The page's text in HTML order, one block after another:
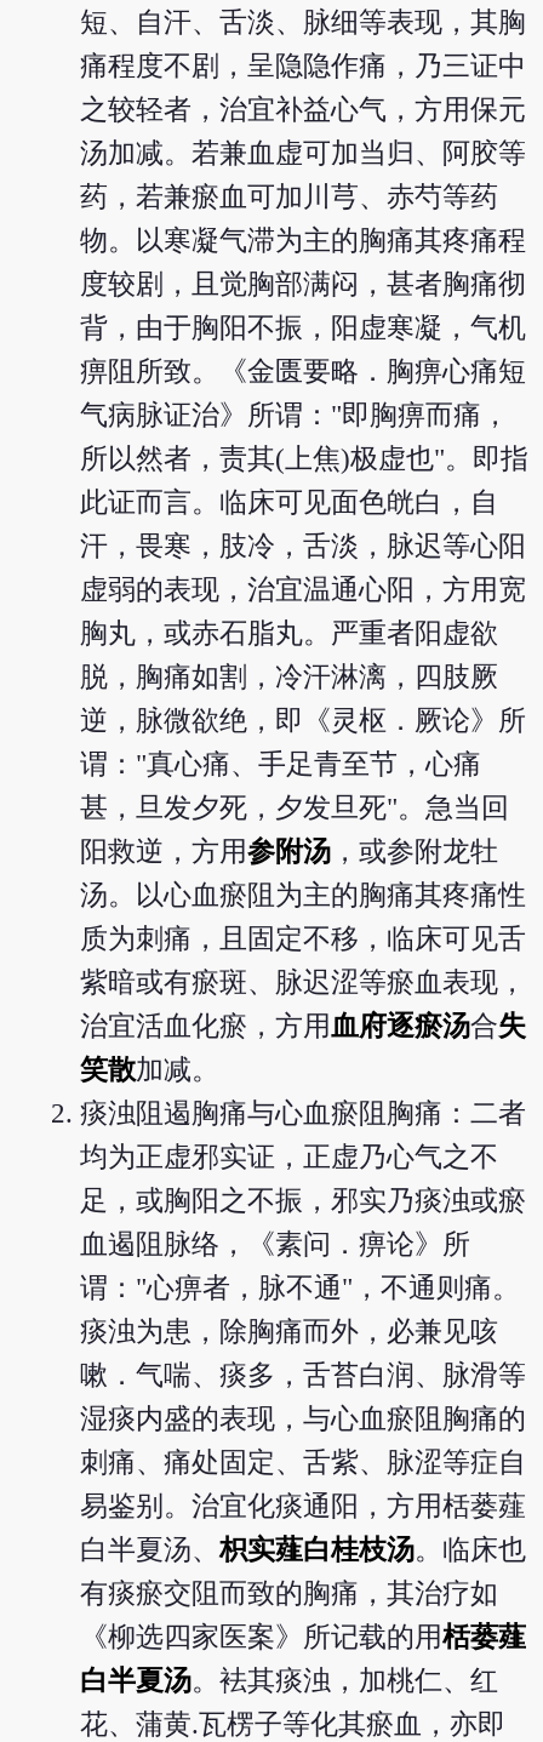
短、自汗、舌淡、脉细等表现，其胸
痛程度不剧，呈隐隐作痛，乃三证中
之较轻者，治宜补益心气，方用保元
汤加减。若兼血虚可加当归、阿胶等
药，若兼瘀血可加川芎、赤芍等药
物。以寒凝气滞为主的胸痛其疼痛程
度较剧，且觉胸部满闷，甚者胸痛彻
背，由于胸阳不振，阳虚寒凝，气机
痹阻所致。《金匮要略．胸痹心痛短
气病脉证治》所谓："即胸痹而痛，
所以然者，责其(上焦)极虚也"。即指
此证而言。临床可见面色㿠白，自
汗，畏寒，肢冷，舌淡，脉迟等心阳
虚弱的表现，治宜温通心阳，方用宽
胸丸，或赤石脂丸。严重者阳虚欲
脱，胸痛如割，冷汗淋漓，四肢厥
逆，脉微欲绝，即《灵枢．厥论》所
谓："真心痛、手足青至节，心痛
甚，旦发夕死，夕发旦死"。急当回
阳救逆，方用参附汤 ，或参附龙牡
汤。以心血瘀阻为主的胸痛其疼痛性
质为刺痛，且固定不移，临床可见舌
紫暗或有瘀斑、脉迟涩等瘀血表现，
治宜活血化瘀，方用血府逐瘀汤合失
笑散加减。
痰浊阻遏胸痛与心血瘀阻胸痛：二者
均为正虚邪实证，正虚乃心气之不
足，或胸阳之不振，邪实乃痰浊或瘀
血遏阻脉络，《素问．痹论》所
谓："心痹者，脉不通"，不通则痛。
痰浊为患，除胸痛而外，必兼见咳
嗽．气喘、痰多，舌苔白润、脉滑等
湿痰内盛的表现，与心血瘀阻胸痛的
刺痛、痛处固定、舌紫、脉涩等症自
易鉴别。治宜化痰通阳，方用栝蒌薤
白半夏汤、枳实薤白桂枝汤。临床也
有痰瘀交阻而致的胸痛，其治疗如
《柳选四家医案》所记载的用栝蒌薤
白半夏汤。袪其痰浊，加桃仁、红
花、蒲黄.瓦楞子等化其瘀血，亦即